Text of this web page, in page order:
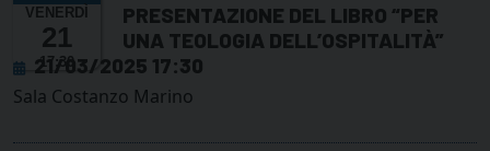
VENERDÌ
21
17:30
PRESENTAZIONE DEL LIBRO “PER
UNA TEOLOGIA DELL’OSPITALITÀ”
21/03/2025 17:30
Sala Costanzo Marino